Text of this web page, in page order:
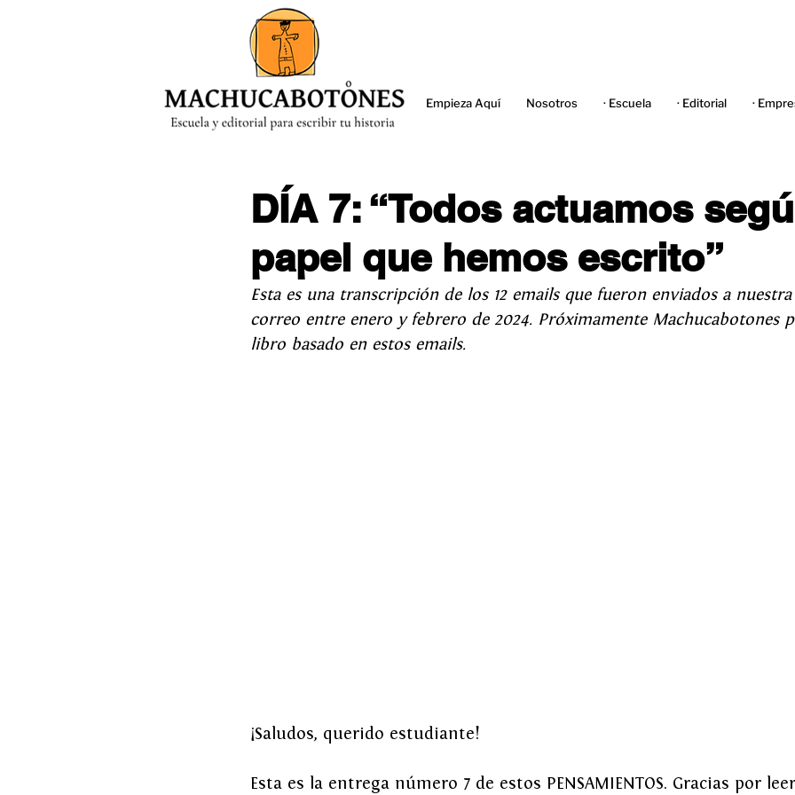
MENÚ
Empieza Aquí Nosotros · Escuela · Editorial ·
DÍA 7: “Todos actuamos
papel que hemos escrito”
Esta es una transcripción de los 12 emails que fueron enviados a
correo entre enero y febrero de 2024. Próximamente Machucabotones
libro basado en estos emails.
¡Saludos, querido estudiante!
Esta es la entrega número 7 de estos PENSAMIENTOS. Gracias por